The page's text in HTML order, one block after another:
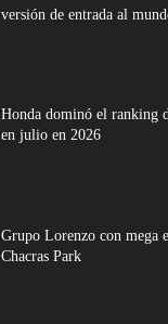
versión de entrada al
Honda dominó el ranking
en julio en 2026
Grupo Lorenzo con mega
Chacras Park